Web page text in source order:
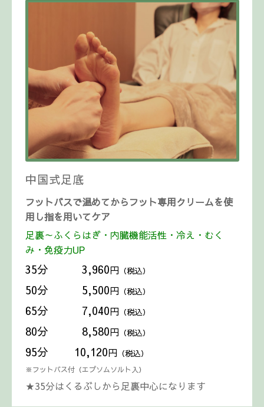
中国式足底
フットバスで温めてからフット専用クリームを使
用し指を用いてケア
足裏～ふくらはぎ・内臓機能活性・冷え・むく
み・免疫力UP
35分 3,960円 （税込）
50分 5,500円 （税込）
65分 7,040円 （税込）
80分 8,580円 （税込）
95分 10,120円 （税込）
※フットバス付（エプソムソルト入）
★35分はくるぶしから足裏中心になります